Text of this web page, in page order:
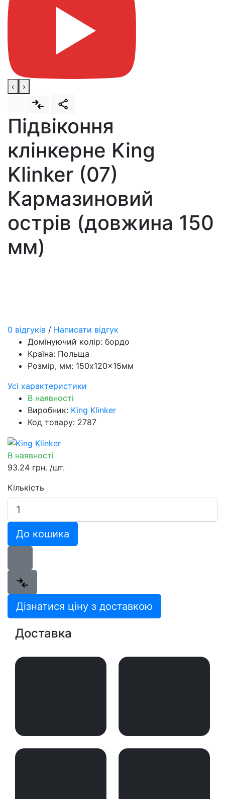
‹ ›
Підвіконня
клінкерне King
Klinker (07)
Кармазиновий
острів (довжина 150
мм)
0 відгуків / Написати відгук
Домінуючий колір: бордо
Країна: Польща
Розмір, мм: 150x120x15мм
Усі характеристики
В наявності
Виробник: King Klinker
Код товару: 2787
В наявності
93.24 грн. /шт.
Кількість
До кошика
Дізнатися ціну з доставкою
Доставка